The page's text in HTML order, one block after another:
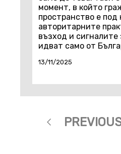
момент, в който
пространство е под
авторитарните
възход и сигналите
идват само от
13/11/2025